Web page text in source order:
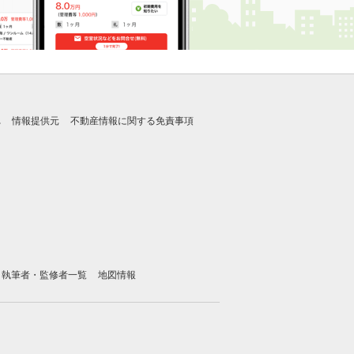
情報提供元 不動産情報に関する免責事項
執筆者・監修者一覧 地図情報